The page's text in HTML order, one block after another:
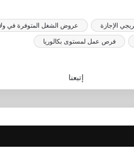
الإجازة عروض الشغل المتوفرة في
فرص عمل لمستوى بكالوريا
إتبعنا